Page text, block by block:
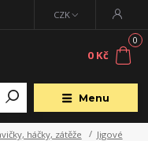
Menu
CZK
0
0 Kč
háčky, zátěže
Jigové